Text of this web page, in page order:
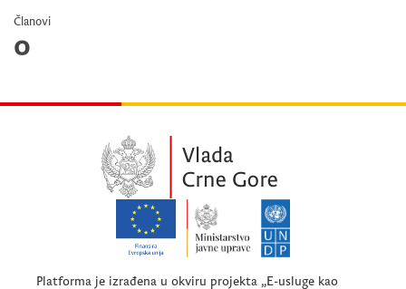
Članovi
0
Platforma je izrađena u okviru projekta „E-usluge kao